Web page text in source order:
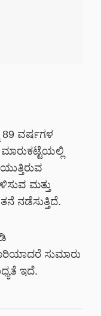
89 ವರ್ಷಗಳ
ಮತ್ತು
ನಡೆಸುತ್ತಿದೆ.
ಸುಮಾರು
ಇದೆ.